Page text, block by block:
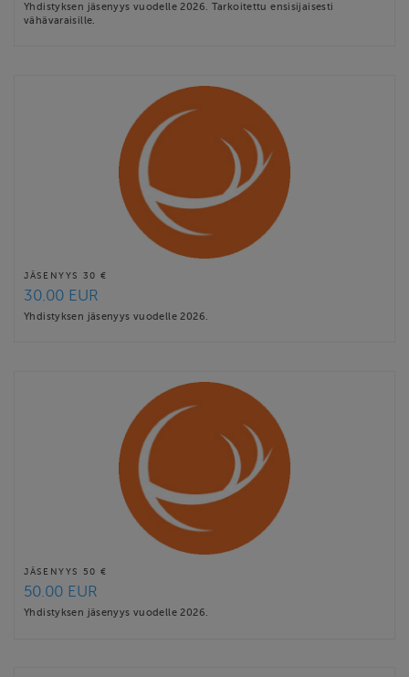
Yhdistyksen jäsenyys vuodelle 2026. Tarkoitettu ensisijaisesti
vähävaraisille.
JÄSENYYS 30 €
30.00 EUR
Yhdistyksen jäsenyys vuodelle 2026.
JÄSENYYS 50 €
50.00 EUR
Yhdistyksen jäsenyys vuodelle 2026.